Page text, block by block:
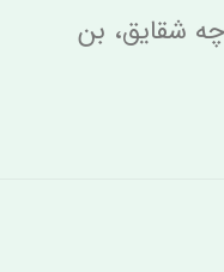
شقایق، بن